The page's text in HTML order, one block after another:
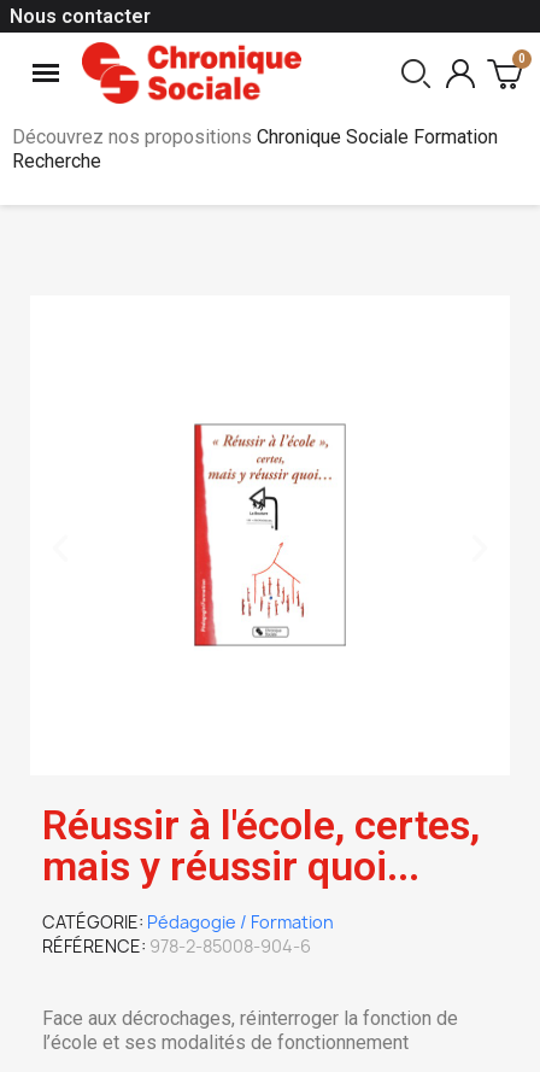
Nous contacter
Découvrez nos propositions Chronique Sociale Formation
Recherche
Réussir à l'école, certes,
mais y réussir quoi...
CATÉGORIE Pédagogie / Formation
RÉFÉRENCE 978-2-85008-904-6
Face aux décrochages, réinterroger la fonction de
l’école et ses modalités de fonctionnement